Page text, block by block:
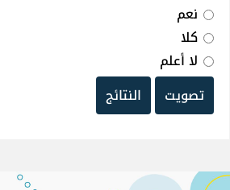
نعم
كلا
لا أعلم
تصويت
النتائج